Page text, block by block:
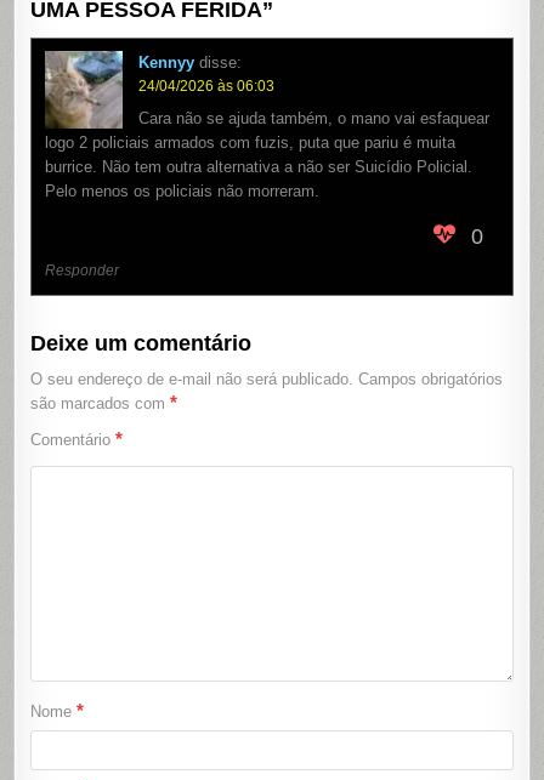
UMA PESSOA FERIDA”
Kennyy disse:
24/04/2026 às 06:03
Cara não se ajuda também, o mano vai esfaquear
logo 2 policiais armados com fuzis, puta que pariu é muita
burrice. Não tem outra alternativa a não ser Suicídio Policial.
Pelo menos os policiais não morreram.
0
Responder
Deixe um comentário
O seu endereço de e-mail não será publicado. Campos obrigatórios
são marcados com*
Comentário*
Nome*